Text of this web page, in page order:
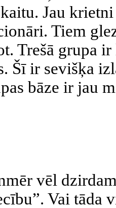
Jau
Tiem
Trešā grupa
Šī ir sevišķa
bāze ir jau
vēl
Vai tāda